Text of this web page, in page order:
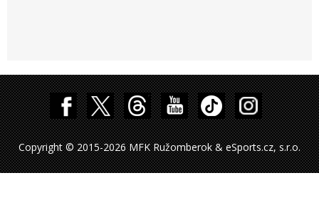
Copyright © 2015-2026 MFK Ružomberok & eSports.cz, s.r.o.